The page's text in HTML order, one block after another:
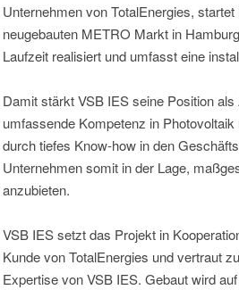
Unternehmen von TotalEnergies,
neugebauten METRO Markt in
Laufzeit realisiert und umfasst eine
Damit stärkt VSB IES seine Position
umfassende Kompetenz in
durch tiefes Know-how in den
Unternehmen somit in der Lage,
anzubieten.
VSB IES setzt das Projekt in
Kunde von TotalEnergies und vertraut
Expertise von VSB IES. Gebaut wird